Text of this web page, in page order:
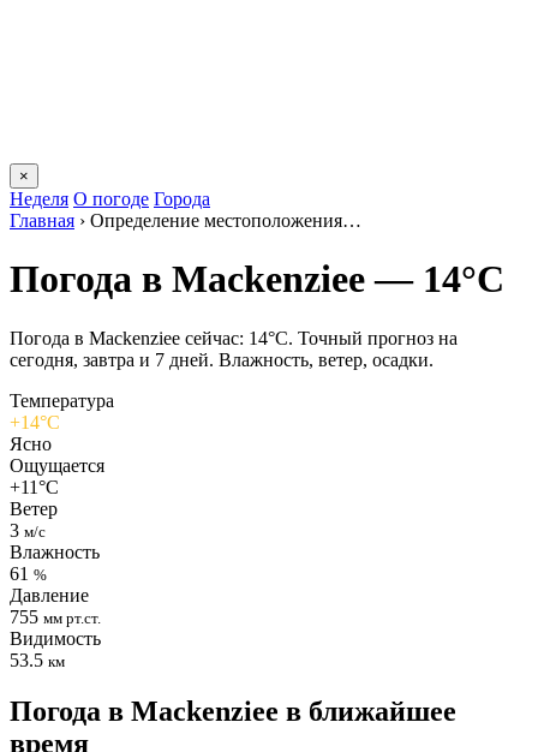
×
Неделя О погоде Города
Главная › Определение местоположения…
Погода в Mackenzieе — 14°C
Погода в Mackenzieе сейчас: 14°C. Точный прогноз на
сегодня, завтра и 7 дней. Влажность, ветер, осадки.
Температура
+14°C
Ясно
Ощущается
+11°C
Ветер
3 м/с
Влажность
61 %
Давление
755 мм рт.ст.
Видимость
53.5 км
Погода в Mackenzieе в ближайшее
время